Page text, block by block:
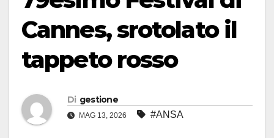
Cannes, srotolato il
tappeto rosso
Di gestione
MAG 13, 2026 #ANSA